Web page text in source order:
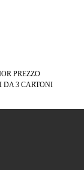
PREZZO
DA 3 CARTONI